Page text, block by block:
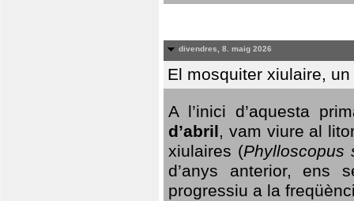
divendres, 8. maig 2026
El mosquiter xiulaire,
A l’inici d’aquesta
d’abril, vam viure al
xiulaires (Phylloscopus
d’anys anterior, ens
progressiu a la